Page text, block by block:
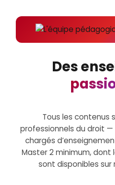
Des
Tous les contenus
professionnels du droit
chargés
Master 2 minimum, dont
sont disponibles